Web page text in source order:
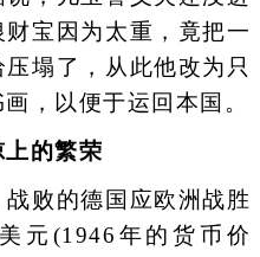
宝因为太重，竟把一
塌了，从此他改为只
，以便于运回本国。
的繁荣
败的德国应欧洲战胜
元(1946年的货币价